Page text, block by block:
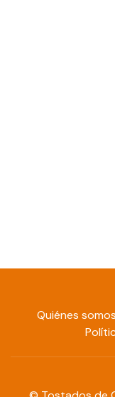
Quiénes somos